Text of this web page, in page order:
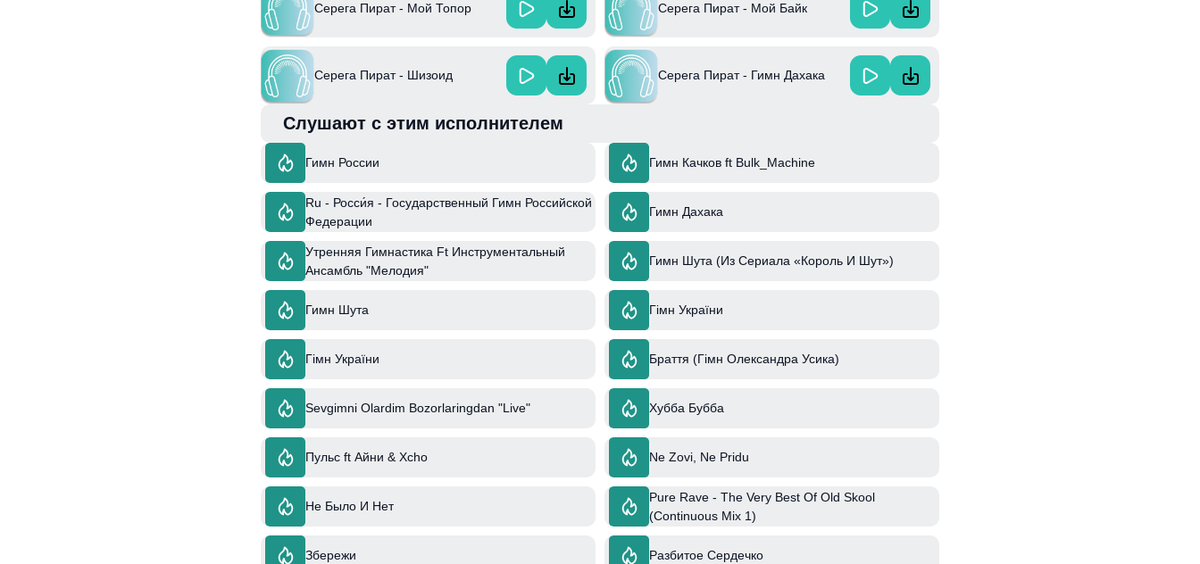
Серега Пират - Мой Топор Серега Пират - Мой Байк
Серега Пират - Шизоид Серега Пират - Гимн Дахака
Слушают с этим исполнителем
Гимн России Гимн Качков ft Bulk_Machine
Ru - Росси́я - Государственный Гимн Российской
Федерации
Гимн Дахака
Утренняя Гимнастика Ft Инструментальный
Ансамбль "Мелодия"
Гимн Шута (Из Сериала «Король И Шут»)
Гимн Шута Гімн України
Гімн України Браття (Гімн Олександра Усика)
Sevgimni Olardim Bozorlaringdan "Live" Хубба Бубба
Пульс ft Айни & Xcho Ne Zovi, Ne Pridu
Не Было И Нет
Pure Rave - The Very Best Of Old Skool
(Continuous Mix 1)
Збережи Разбитое Сердечко